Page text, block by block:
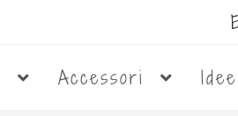
Accessori